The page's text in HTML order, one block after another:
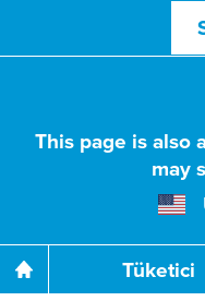
This page is also
may
Tüketici